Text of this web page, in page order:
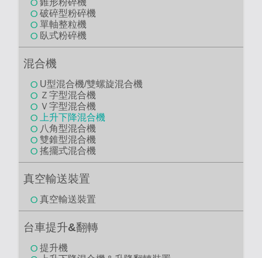
乾燥機
穿透式乾燥機
箱型乾燥機
粉碎整粒設備
錐形粉碎機
破碎型粉碎機
單軸整粒機
臥式粉碎機
混合機
U型混合機/雙螺旋混合機
Ｚ字型混合機
Ｖ字型混合機
八角型混合機
搖擺式混合機